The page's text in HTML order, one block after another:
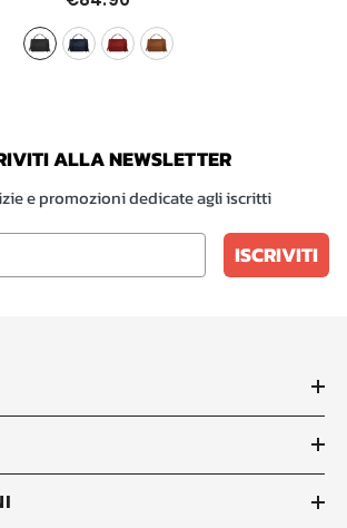
– Made In Italy
ALLA NEWSLETTER
e promozioni dedicate agli iscritti
ISCRIVITI